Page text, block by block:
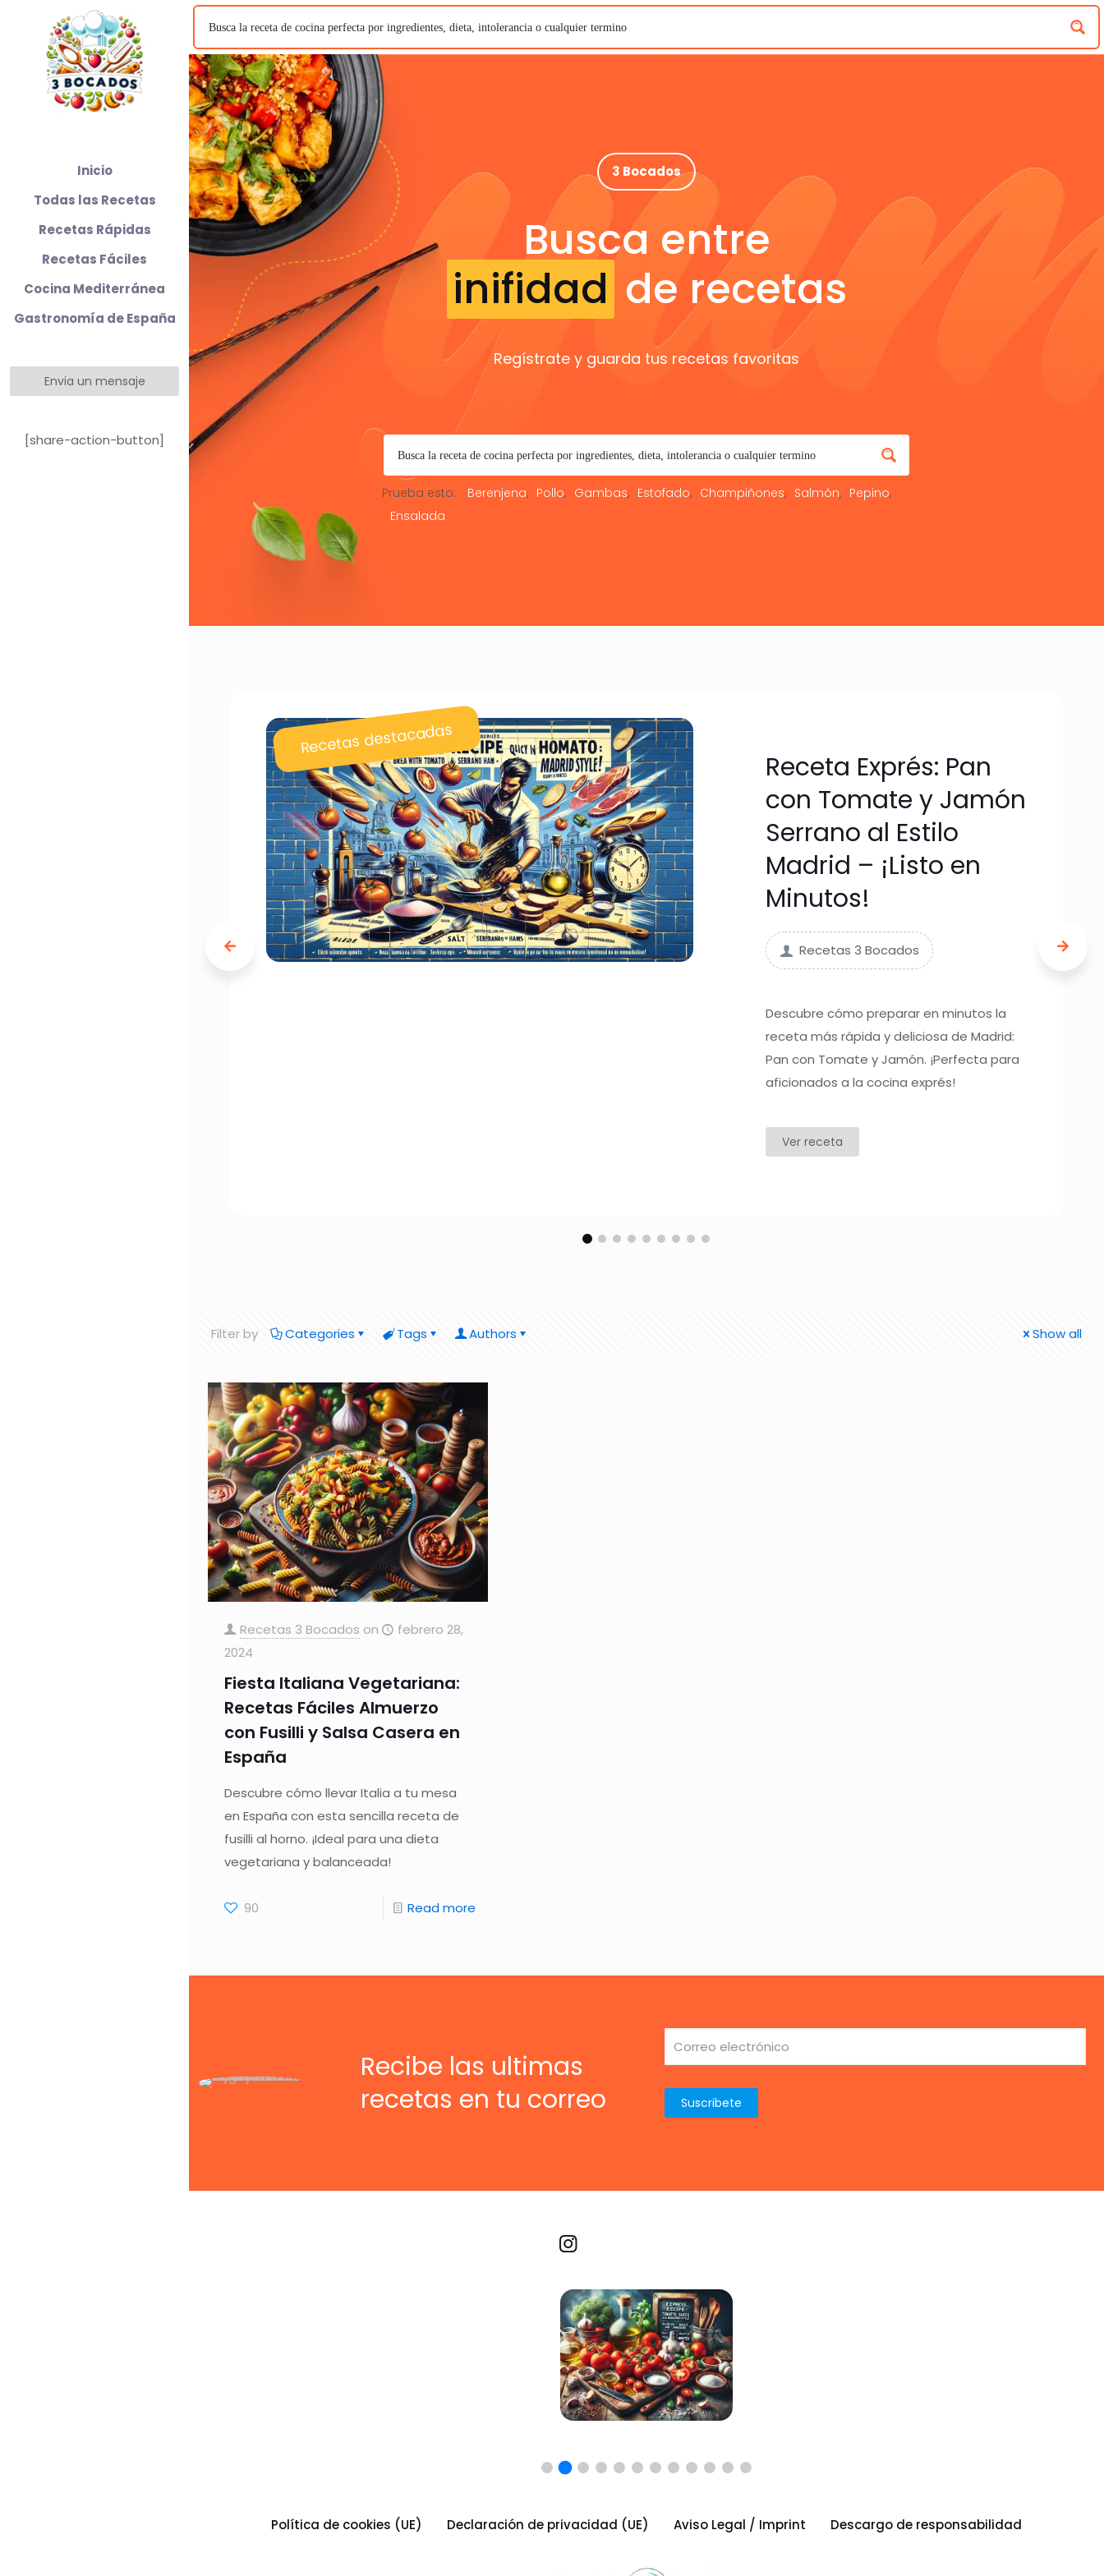
3 Bocados
Busca entre
inifidad de recetas
Regístrate y guarda tus recetas favoritas
Prueba esto: Berenjena Pollo Gambas Estofado Champiñones Salmón
Pepino
Ensalada
Recetas destacadas
Receta Exprés: Pan
con Tomate y Jamón
Serrano al Estilo
Madrid – ¡Listo en
Minutos!
Recetas 3 Bocados
Descubre cómo preparar en minutos la
receta más rápida y deliciosa de Madrid:
Pan con Tomate y Jamón. ¡Perfecta para
aficionados a la cocina exprés!
Ver receta
Filter by Categories Tags Authors Show all
Recetas 3 Bocados on
febrero 28,
2024
Fiesta Italiana Vegetariana:
Recetas Fáciles Almuerzo
con Fusilli y Salsa Casera en
España
Descubre cómo llevar Italia a tu mesa
en España con esta sencilla receta de
fusilli al horno. ¡Ideal para una dieta
vegetariana y balanceada!
90 Read more
Recibe las ultimas
recetas en tu correo
Política de cookies (UE) Declaración de privacidad (UE) Aviso Legal / Imprint Descargo de responsabilidad
Inicio
Todas las Recetas
Recetas Rápidas
Recetas Fáciles
Cocina Mediterránea
Gastronomía de España
Envia un mensaje
[share-action-button]